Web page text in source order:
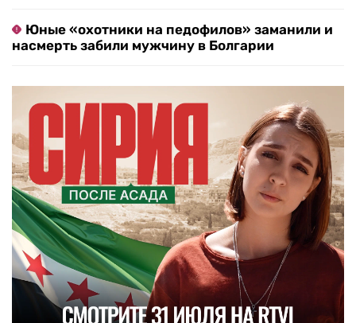
Юные «охотники на педофилов» заманили и
насмерть забили мужчину в Болгарии